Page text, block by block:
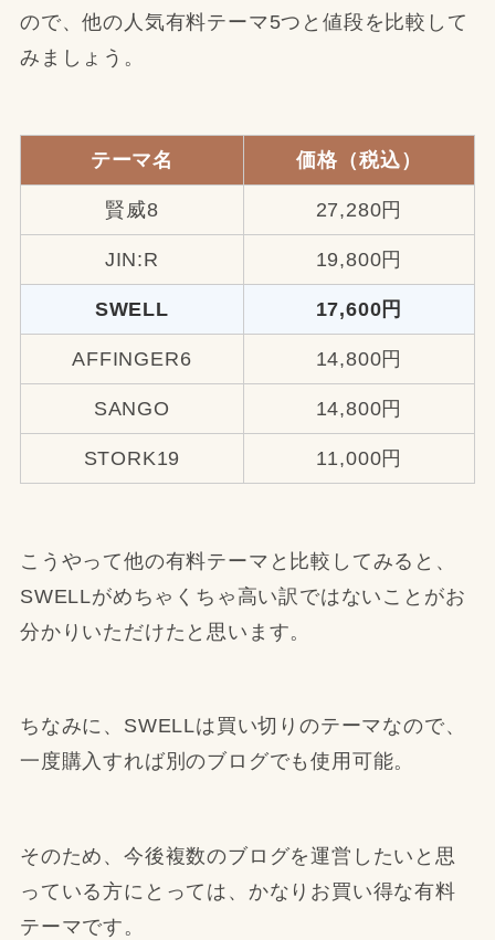
ので、他の人気有料テーマ5つと値段を比較して
みましょう。
テーマ名 価格（税込）
賢威8 27,280円
JIN:R 19,800円
SWELL 17,600円
AFFINGER6 14,800円
SANGO 14,800円
STORK19 11,000円
こうやって他の有料テーマと比較してみると、
SWELLがめちゃくちゃ高い訳ではないことがお
分かりいただけたと思います。
ちなみに、SWELLは買い切りのテーマなので、
一度購入すれば別のブログでも使用可能。
そのため、今後複数のブログを運営したいと思
っている方にとっては、かなりお買い得な有料
テーマです。